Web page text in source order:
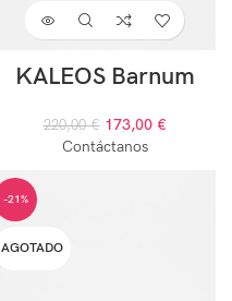
KALEOS Barnum
220,00€ 173,00 €
Contáctanos
-21%
AGOTADO